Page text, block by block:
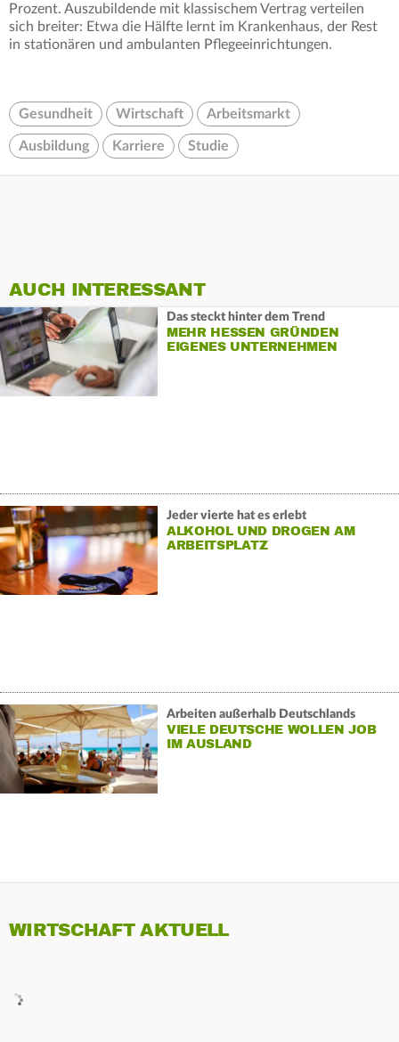
Prozent. Auszubildende mit klassischem Vertrag verteilen
sich breiter: Etwa die Hälfte lernt im Krankenhaus, der Rest
in stationären und ambulanten Pflegeeinrichtungen.
Gesundheit Wirtschaft Arbeitsmarkt
Ausbildung Karriere Studie
AUCH INTERESSANT
Das steckt hinter dem Trend
MEHR HESSEN GRÜNDEN
EIGENES UNTERNEHMEN
Jeder vierte hat es erlebt
ALKOHOL UND DROGEN AM
ARBEITSPLATZ
Arbeiten außerhalb Deutschlands
VIELE DEUTSCHE WOLLEN JOB
IM AUSLAND
WIRTSCHAFT AKTUELL